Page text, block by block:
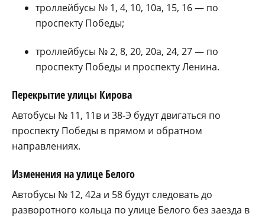
троллейбусы № 1, 4, 10, 10а, 15, 16— по
проспекту Победы;
троллейбусы № 2, 8, 20, 20а, 24, 27— по
проспекту Победы и проспекту Ленина.
Перекрытие улицы Кирова
Автобусы № 11, 11в и 38-Э будут двигаться по
проспекту Победы в прямом и обратном
направлениях.
Изменения на улице Белого
Автобусы № 12, 42а и 58 будут следоватьдо
разворотного кольца по улице Белого без заезда в